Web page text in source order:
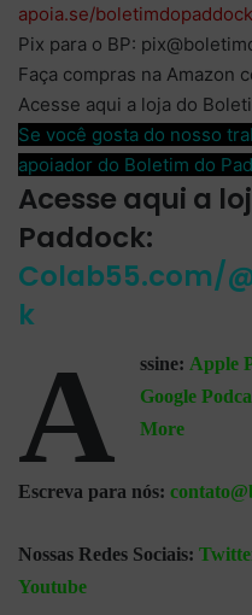
apoia.se/boletimdopaddock
Pix para o BP:
Faça compras na Amazon
Acesse aqui a loja do
Se você gosta do nosso
apoiador do Boletim do
Acesse aqui a
Paddock:
Colab55.com/
k
A ssine: Apple
Google
More
Escreva para nós:
Nossas Redes Sociais:
Youtube